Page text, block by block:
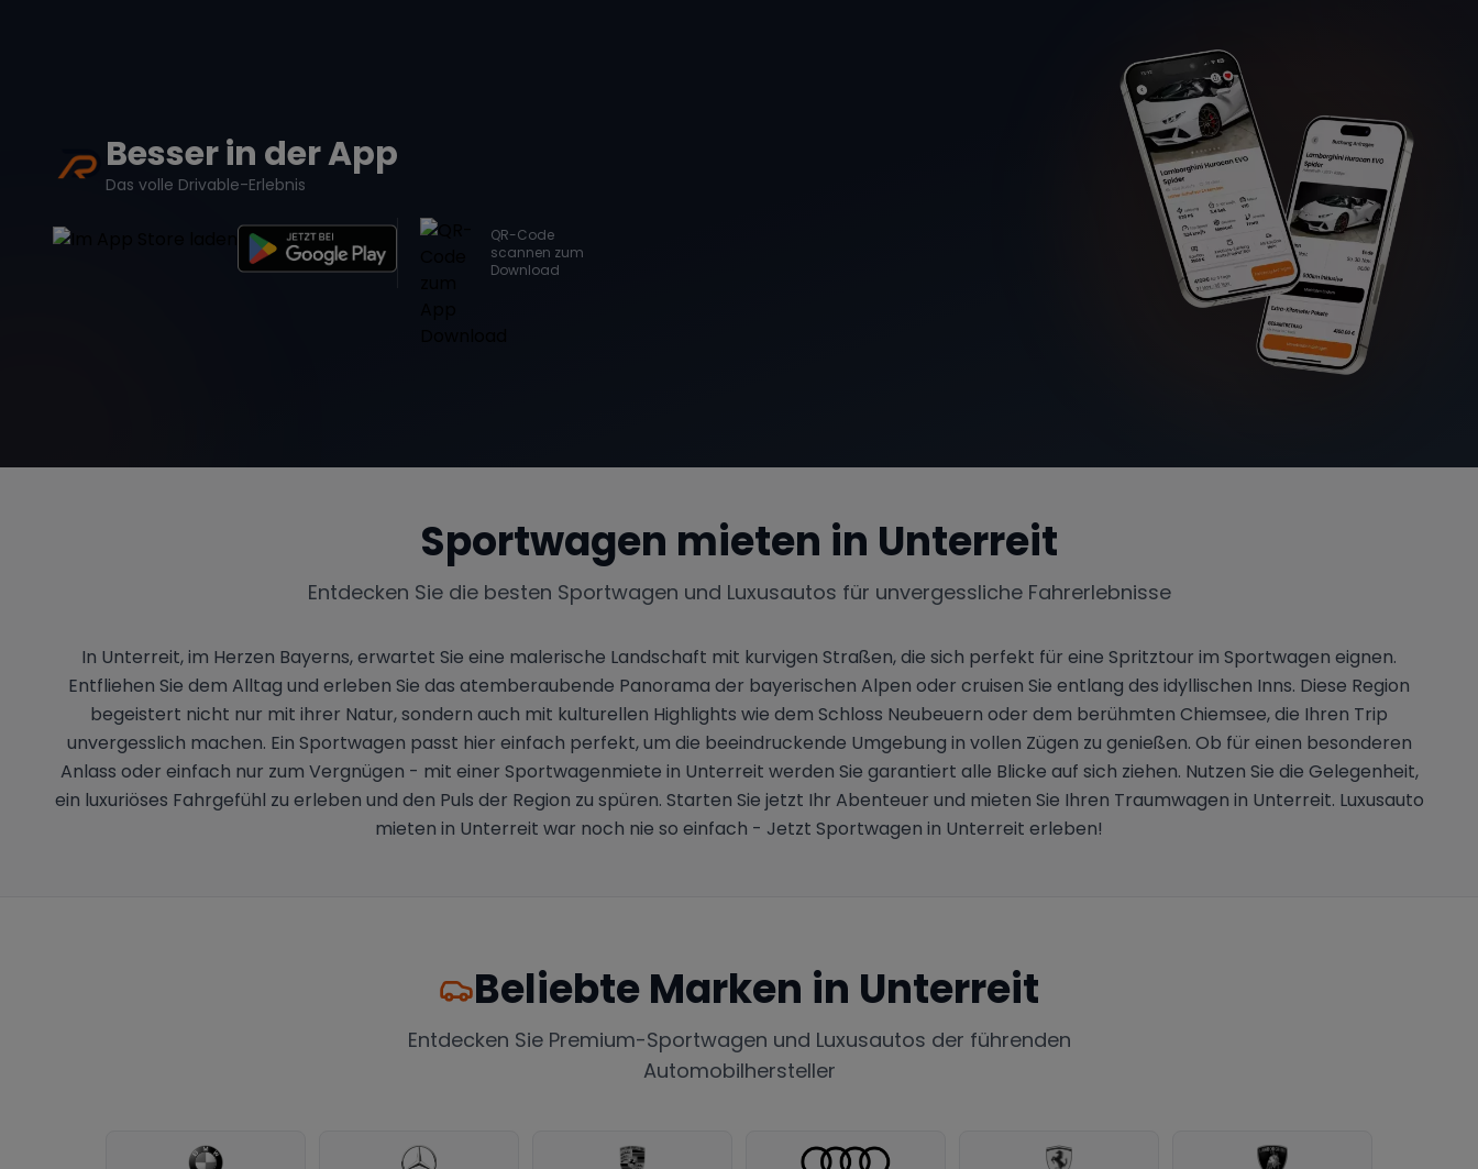
Besser in der App
Das volle Drivable-Erlebnis
QR-Code
scannen zum
Download
Sportwagen mieten in Unterreit
Entdecken Sie die besten Sportwagen und Luxusautos für unvergessliche Fahrerlebnisse
In Unterreit, im Herzen Bayerns, erwartet Sie eine malerische Landschaft mit kurvigen Straßen, die sich perfekt für eine Spritztour im Sportwagen eignen.
Entfliehen Sie dem Alltag und erleben Sie das atemberaubende Panorama der bayerischen Alpen oder cruisen Sie entlang des idyllischen Inns. Diese Region
begeistert nicht nur mit ihrer Natur, sondern auch mit kulturellen Highlights wie dem Schloss Neubeuern oder dem berühmten Chiemsee, die Ihren Trip
unvergesslich machen. Ein Sportwagen passt hier einfach perfekt, um die beeindruckende Umgebung in vollen Zügen zu genießen. Ob für einen besonderen
Anlass oder einfach nur zum Vergnügen - mit einer Sportwagenmiete in Unterreit werden Sie garantiert alle Blicke auf sich ziehen. Nutzen Sie die Gelegenheit,
ein luxuriöses Fahrgefühl zu erleben und den Puls der Region zu spüren. Starten Sie jetzt Ihr Abenteuer und mieten Sie Ihren Traumwagen in Unterreit. Luxusauto
mieten in Unterreit war noch nie so einfach - Jetzt Sportwagen in Unterreit erleben!
Beliebte Marken in Unterreit
Entdecken Sie Premium-Sportwagen und Luxusautos der führenden
Automobilhersteller